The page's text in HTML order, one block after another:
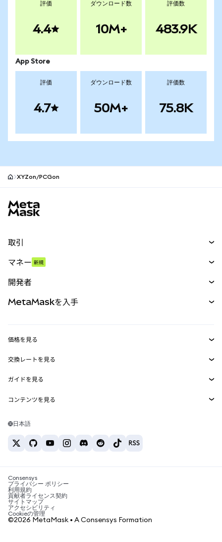
評価
4.4
ダウンロード数
10M+
評価数
483.9K
App Store
評価
4.7
ダウンロード数
50M+
評価数
75.8K
XYZon/PCGon
取引
パーペチュアル
RWA
マネー 新規
開発者
MetaMask Connect
Snaps
Web3サービス
MetaMaskを入手
セキュリティ
サポート
キャリア
お問い合わせ
価格を見る
イーサリアムの価格
Solanaの価格
Tetherの価格
交換レートを見る
ETH→USD
USDT→INR
BTC→INR
ETH→USDT
ガイドを見る
ETHの購入
USDTの購入
SHIBの購入
BNBの購入
コンテンツを見る
Solanaウォレット
税制関連ニュース
暗号資産の購入方法は？
ビットコインを売るには？
日本語
Consensys
プライバシー ポリシー
利用規約
貢献者ライセンス契約
サイトマップ
アクセシビリティ
Cookieの管理
©2026 MetaMask • A Consensys Formation